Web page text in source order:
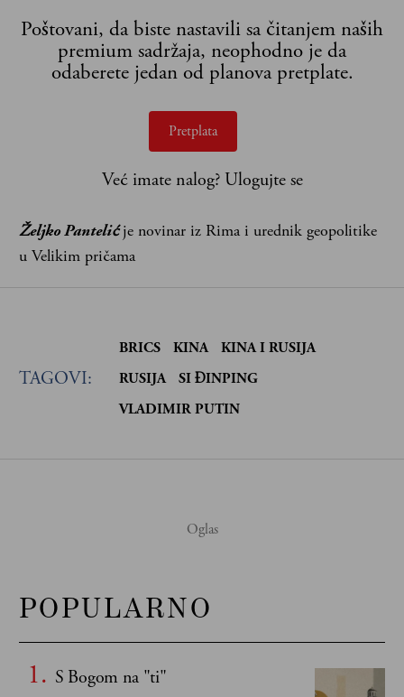
Poštovani, da biste nastavili sa čitanjem naših
premium sadržaja, neophodno je da
odaberete jedan od planova pretplate.
Pretplata
Već imate nalog? Ulogujte se
Željko Pantelićje novinar iz Rima i urednik geopolitike
u Velikim pričama
TAGOVI:
BRICS KINA
KINA I RUSIJA
RUSIJA
SI ĐINPING
VLADIMIR PUTIN
POPULARNO
S Bogom na "ti"